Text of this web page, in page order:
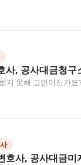
성…
사, 공사대금청
지 못해 고민이신가
사소송…
호사, 공사대금